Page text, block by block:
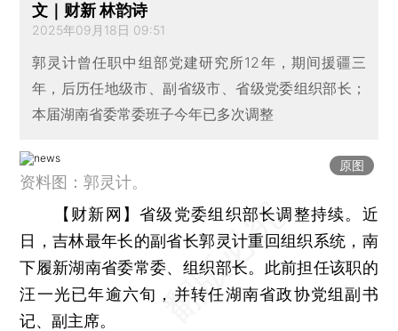
文｜财新 林韵诗
2025年09月18日 09:51
郭灵计曾任职中组部党建研究所12年，期间援疆三
年，后历任地级市、副省级市、省级党委组织部长；
本届湖南省委常委班子今年已多次调整
原图
资料图：郭灵计。
【财新网】省级党委组织部长调整持续。近
日，吉林最年长的副省长郭灵计重回组织系统，南
下履新湖南省委常委、组织部长。此前担任该职的
汪一光已年逾六旬，并转任湖南省政协党组副书
记、副主席。